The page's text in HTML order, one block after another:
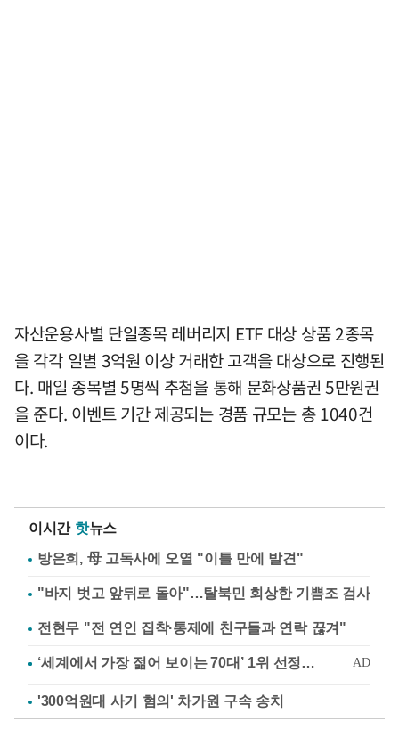
자산운용사별 단일종목 레버리지 ETF 대상 상품 2종목
을 각각 일별 3억원 이상 거래한 고객을 대상으로 진행된
다. 매일 종목별 5명씩 추첨을 통해 문화상품권 5만원권
을 준다. 이벤트 기간 제공되는 경품 규모는 총 1040건
이다.
이시간 핫뉴스
방은희, 母 고독사에 오열 "이틀 만에 발견"
"바지 벗고 앞뒤로 돌아"…탈북민 회상한 기쁨조 검사
전현무 "전 연인 집착·통제에 친구들과 연락 끊겨"
'300억원대 사기 혐의' 차가원 구속 송치